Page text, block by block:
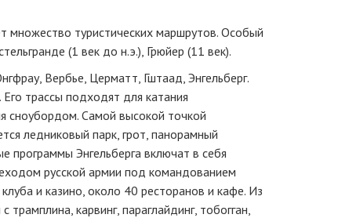
множество туристических маршрутов. Особый
(1 век до н.э.), Грюйер (11 век).
Вербье, Церматт, Гштаад, Энгельберг.
трассы подходят для катания
сноубордом. Самой высокой точкой
ледниковый парк, грот, панорамный
программы Энгельберга включат в себя
русской армии под командованием
и казино, около 40 ресторанов и кафе. Из
карвинг, параглайдинг, тобогган,